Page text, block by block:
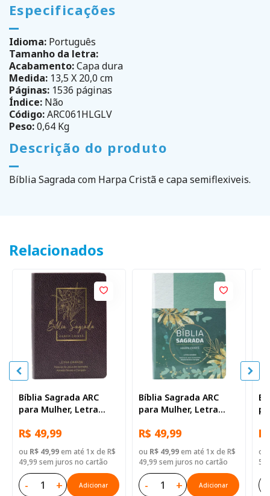
Especificações
Idioma: Português
Tamanho da letra:
Acabamento:Capa dura
Medida: 13,5 X 20,0 cm
Páginas: 1536 páginas
Índice: Não
Código:ARC061HLGLV
Peso:0,64 Kg
Descrição do produto
Bíblia Sagrada com Harpa Cristã e capa semiflexiveis.
Relacionados
Bíblia Sagrada ARC
para Mulher, Letra
de Jesus destacadas,
com Harpa Cristã, Capa
Semi Flexível Vinho
R$ 49,99
ou R$ 49,99em até 1x de R$
49,99 sem juros no cartão
- + Adicionar
Bíblia Sagrada ARC
para Mulher, Letra
de Jesus destacadas,
com Harpa Cristã, Capa
Semi Flexível Branca e
R$ 49,99
ou R$ 49,99em até 1x de R$
49,99 sem juros no cartão
- + Adicionar
ou